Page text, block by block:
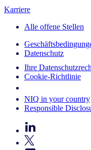
Karriere
Alle offene Stellen
Datenschutz
Ihre
Cookie-Richtlinie
NIQ in your country
Responsible